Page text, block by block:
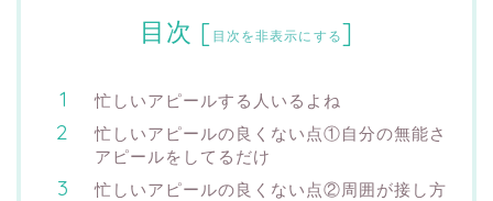
目次 [ 目次を非表示にする]
忙しいアピールする人いるよね
忙しいアピールの良くない点①自分の無能さ
アピールをしてるだけ
忙しいアピールの良くない点②周囲が接し方